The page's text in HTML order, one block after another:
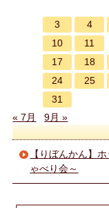
3
4
10
11
17
18
24
25
31
« 7月
9月 »
【りぼんかん】
ゃべり会～